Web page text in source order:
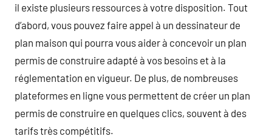
il existe plusieurs ressources à votre disposition. Tout
d’abord, vous pouvez faire appel à un dessinateur de
plan maison qui pourra vous aider à concevoir un plan
permis de construire adapté à vos besoins et à la
réglementation en vigueur. De plus, de nombreuses
plateformes en ligne vous permettent de créer un plan
permis de construire en quelques clics, souvent à des
tarifs très compétitifs.